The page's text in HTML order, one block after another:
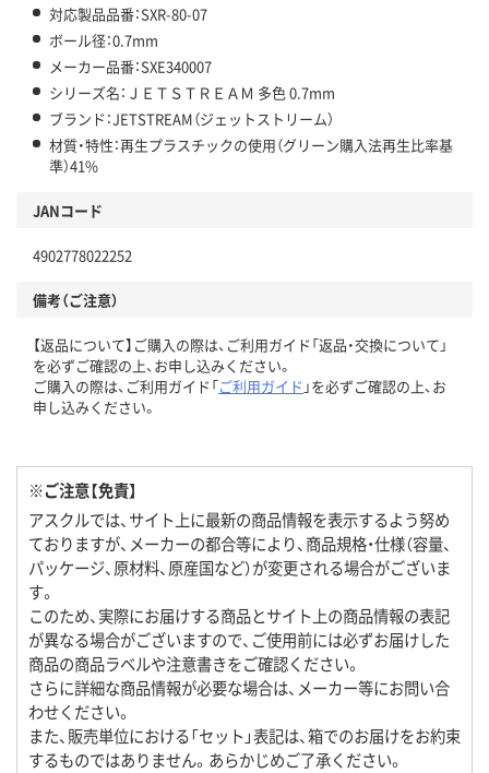
対応製品品番：SXR-80-07
ボール径：0.7mm
メーカー品番：SXE340007
シリーズ名：ＪＥＴＳＴＲＥＡＭ 多色 0.7mm
ブランド：JETSTREAM（ジェットストリーム）
材質・特性：再生プラスチックの使用（グリーン購入法再生比率基
準）41%
JANコード
4902778022252
備考（ご注意）
【返品について】ご購入の際は、ご利用ガイド「返品・交換について」
を必ずご確認の上、お申し込みください。
ご購入の際は、ご利用ガイド「ご利用ガイド 」を必ずご確認の上、お
申し込みください。
※ご注意【免責】
アスクルでは、サイト上に最新の商品情報を表示するよう努め
ておりますが、メーカーの都合等により、商品規格・仕様（容量、
パッケージ、原材料、原産国など）が変更される場合がございま
す。
このため、実際にお届けする商品とサイト上の商品情報の表記
が異なる場合がございますので、ご使用前には必ずお届けした
商品の商品ラベルや注意書きをご確認ください。
さらに詳細な商品情報が必要な場合は、メーカー等にお問い合
わせください。
また、販売単位における「セット」表記は、箱でのお届けをお約束
するものではありません。あらかじめご了承ください。